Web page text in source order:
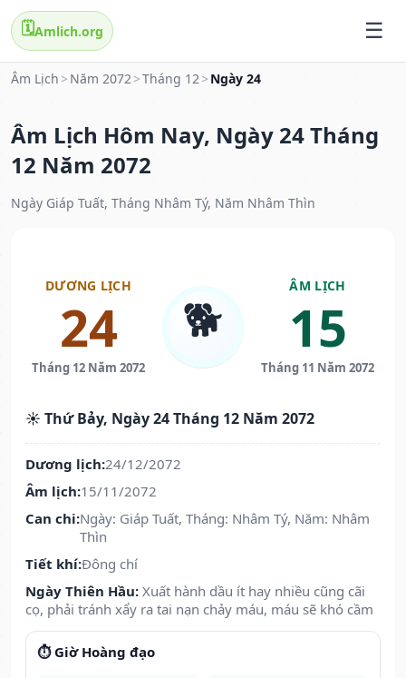
🗓️Amlich.org
Âm Lịch > Năm 2072>Tháng 12> Ngày 24
Âm Lịch Hôm Nay, Ngày 24 Tháng
12 Năm 2072
Ngày Giáp Tuất, Tháng Nhâm Tý, Năm Nhâm Thìn
DƯƠNG LỊCH
24
Tháng 12 Năm 2072
🐕
ÂM LỊCH
15
Tháng 11 Năm 2072
☀️ Thứ Bảy, Ngày 24 Tháng 12 Năm 2072
Dương lịch:24/12/2072
Âm lịch:15/11/2072
Can chi:Ngày: Giáp Tuất, Tháng: Nhâm Tý, Năm: Nhâm
Thìn
Tiết khí:Đông chí
Ngày Thiên Hầu: Xuất hành dầu ít hay nhiều cũng cãi
cọ, phải tránh xẩy ra tai nạn chảy máu, máu sẽ khó cầm
⏱️ Giờ Hoàng đạo